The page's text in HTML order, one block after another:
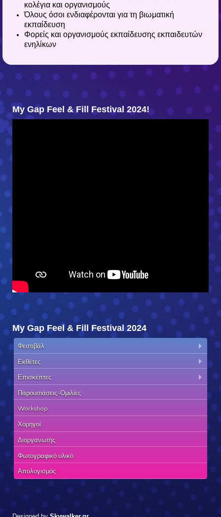
κολέγια και οργανισμούς
Όλους όσοι ενδιαφέρονται για τη βιωματική
εκπαίδευση
Φορείς και οργανισμούς εκπαίδευσης εκπαιδευτών
ενηλίκων
My Gap Feel & Fill Festival 2024!
My Gap Feel & Fill Festival 2024
Φεστιβάλ
Εκθέτες
Επισκέπτες
Παρουσιάσεις-Ομιλίες
Workshop
Χορηγοί
Διοργανωτής
Φωτογραφικό υλικό
Απολογισμός